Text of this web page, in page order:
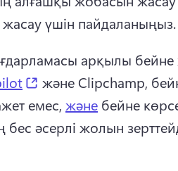
жасау үшін пайдаланыңыз.
арқылы
(opens in a new tab)
және Clipchamp,
емес, және бейне
әсерлі жолын